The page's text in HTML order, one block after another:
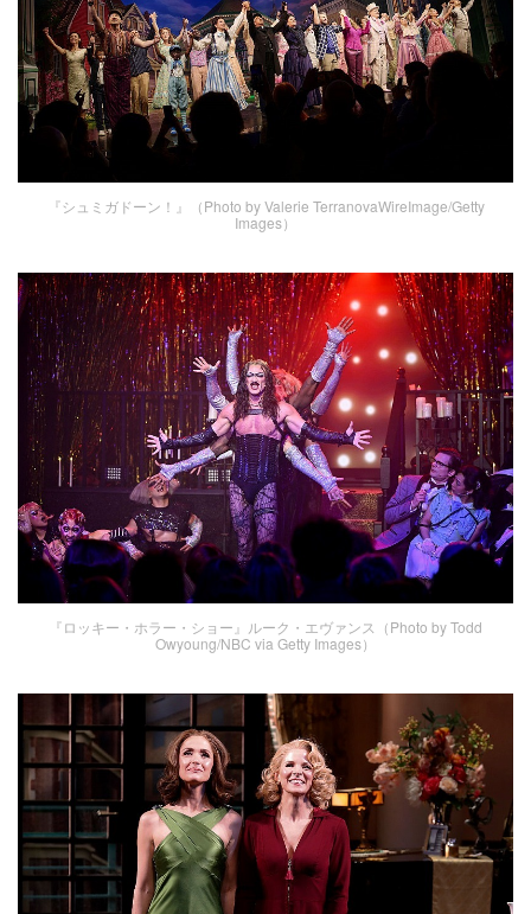
『シュミガドーン！』（Photo by Valerie TerranovaWireImage/Getty
Images）
『ロッキー・ホラー・ショー』ルーク・エヴァンス（Photo by Todd
Owyoung/NBC via Getty Images）